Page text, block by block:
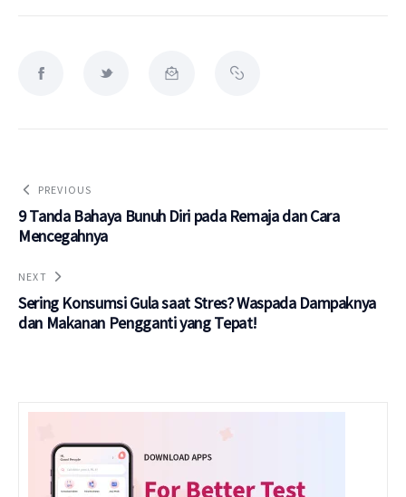
PREVIOUS
9 Tanda Bahaya Bunuh Diri pada Remaja dan Cara
Mencegahnya
NEXT
Sering Konsumsi Gula saat Stres? Waspada Dampaknya
dan Makanan Pengganti yang Tepat!